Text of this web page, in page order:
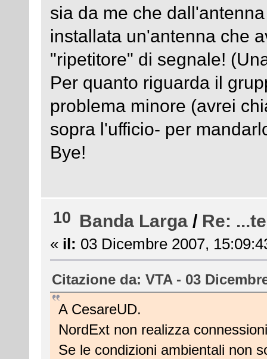
sia da me che
installata un'antenna che
"ripetitore" di segnale!
Per quanto riguarda il
problema minore (avrei
sopra l'ufficio- per
Bye!
10 Banda Larga / Re:
« il: 03 Dicembre 2007,
Citazione da: VTA - 03
A CesareUD.
NordExt non realizza
Se le condizioni ambientali non